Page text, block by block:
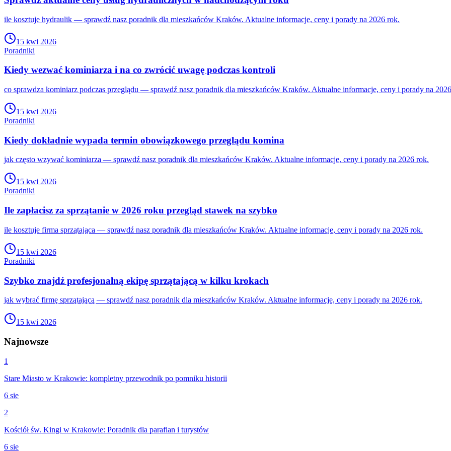
ile kosztuje hydraulik — sprawdź nasz poradnik dla mieszkańców Kraków. Aktualne informacje, ceny i porady na 2026 rok.
15 kwi 2026
Poradniki
Kiedy wezwać kominiarza i na co zwrócić uwagę podczas kontroli
co sprawdza kominiarz podczas przeglądu — sprawdź nasz poradnik dla mieszkańców Kraków. Aktualne informacje, ceny i porady na
15 kwi 2026
Poradniki
Kiedy dokładnie wypada termin obowiązkowego przeglądu komina
jak często wzywać kominiarza — sprawdź nasz poradnik dla mieszkańców Kraków. Aktualne informacje, ceny i porady na 2026 rok.
15 kwi 2026
Poradniki
Ile zapłacisz za sprzątanie w 2026 roku przegląd stawek na szybko
ile kosztuje firma sprzątająca — sprawdź nasz poradnik dla mieszkańców Kraków. Aktualne informacje, ceny i porady na 2026 rok.
15 kwi 2026
Poradniki
Szybko znajdź profesjonalną ekipę sprzątającą w kilku krokach
jak wybrać firmę sprzątającą — sprawdź nasz poradnik dla mieszkańców Kraków. Aktualne informacje, ceny i porady na 2026 rok.
15 kwi 2026
Najnowsze
1
Stare Miasto w Krakowie: kompletny przewodnik po pomniku historii
6 sie
2
Kościół św. Kingi w Krakowie: Poradnik dla parafian i turystów
6 sie